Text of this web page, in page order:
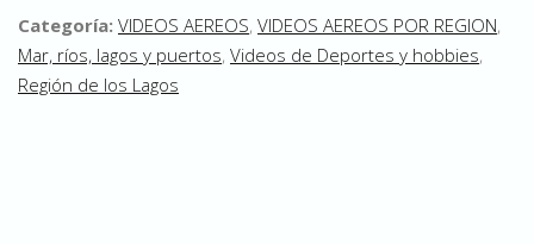
Categoría: VIDEOS AEREOS, VIDEOS AEREOS POR REGION,
Mar, ríos, lagos y puertos, Videos de Deportes y hobbies,
Región de los Lagos